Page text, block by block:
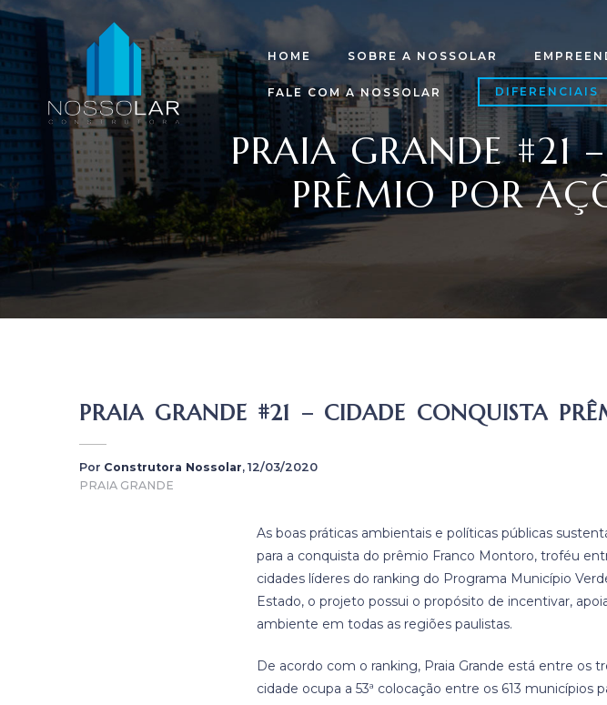
HOME SOBRE A NOSSOLAR
FALE COM A NOSSOLAR DIFERENCIAIS
PRAIA GRANDE #21
PRÊMIO POR
PRAIA GRANDE #21 – CIDADE CONQUISTA
Por Construtora Nossolar, 12/03/2020
PRAIA GRANDE
As boas práticas ambientais e políticas públicas
para a conquista do prêmio Franco Montoro, troféu
cidades líderes do ranking do Programa Município
Estado, o projeto possui o propósito de incentivar,
ambiente em todas as regiões paulistas.
De acordo com o ranking, Praia Grande está entre os
cidade ocupa a 53ª colocação entre os 613 municípios